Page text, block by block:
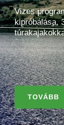
Vizes
kipróbálása,
TOVÁBB